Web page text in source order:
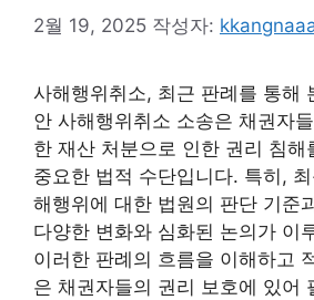
2월 19, 2025 작성자:
사해행위취소, 최근 판례를 통해
안 사해행위취소 소송은 채권자
한 재산 처분으로 인한 권리 침해
중요한 법적 수단입니다. 특히,
해행위에 대한 법원의 판단 기준
다양한 변화와 심화된 논의가 이
이러한 판례의 흐름을 이해하고
은 채권자들의 권리 보호에 있어